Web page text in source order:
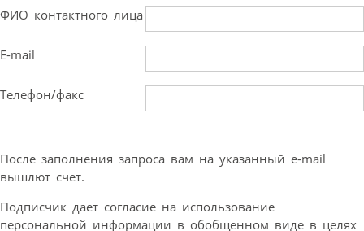
ФИО контактного лица
E-mail
Телефон/факс
После заполнения запроса вам на указанный e-mail
вышлют счет.
Подписчик дает согласие на использование
персональной информации в обобщенном виде в целях